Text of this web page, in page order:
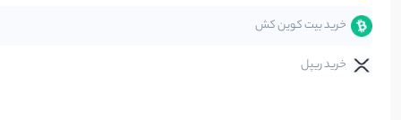
خرید بیت کوین کش
خرید ریپل